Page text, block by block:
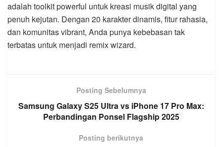
adalah toolkit powerful untuk kreasi musik digital yang
penuh kejutan. Dengan 20 karakter dinamis, fitur rahasia,
dan komunitas vibrant, Anda punya kebebasan tak
terbatas untuk menjadi remix wizard.
Posting Sebelumnya
Samsung Galaxy S25 Ultra vs iPhone 17 Pro Max:
Perbandingan Ponsel Flagship 2025
Posting berikutnya